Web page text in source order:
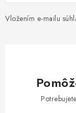
Vložením e-mailu